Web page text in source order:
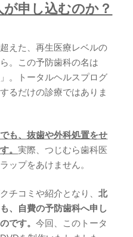
が申し込むのか？
えた、再生医療レベルの
。この予防歯科の名は
。トータルヘルスプログ
るだけの診療ではありま
も、抜歯や外科処置をせ
。実際、つじむら歯科医
ップをあけません。
チコミや紹介となり、北
、自費の予防歯科へ申し
です。今回、このトータ